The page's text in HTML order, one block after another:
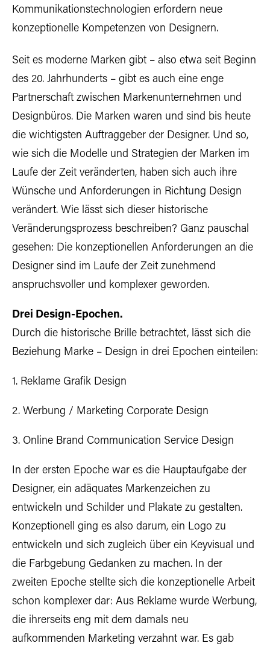
Kommunikationstechnologien erfordern neue
konzeptionelle Kompetenzen von Designern.
Seit es moderne Marken gibt – also etwa seit Beginn
des 20. Jahrhunderts – gibt es auch eine enge
Partnerschaft zwischen Markenunternehmen und
Designbüros. Die Marken waren und sind bis heute
die wichtigsten Auftraggeber der Designer. Und so,
wie sich die Modelle und Strategien der Marken im
Laufe der Zeit veränderten, haben sich auch ihre
Wünsche und Anforderungen in Richtung Design
verändert. Wie lässt sich dieser historische
Veränderungsprozess beschreiben? Ganz pauschal
gesehen: Die konzeptionellen Anforderungen an die
Designer sind im Laufe der Zeit zunehmend
anspruchsvoller und komplexer geworden.
Drei Design-Epochen.
Durch die historische Brille betrachtet, lässt sich die
Beziehung Marke – Design in drei Epochen einteilen:
1. Reklame Grafik Design
2. Werbung / Marketing Corporate Design
3. Online Brand Communication Service Design
In der ersten Epoche war es die Hauptaufgabe der
Designer, ein adäquates Markenzeichen zu
entwickeln und Schilder und Plakate zu gestalten.
Konzeptionell ging es also darum, ein Logo zu
entwickeln und sich zugleich über ein Keyvisual und
die Farbgebung Gedanken zu machen. In der
zweiten Epoche stellte sich die konzeptionelle Arbeit
schon komplexer dar: Aus Reklame wurde Werbung,
die ihrerseits eng mit dem damals neu
aufkommenden Marketing verzahnt war. Es gab